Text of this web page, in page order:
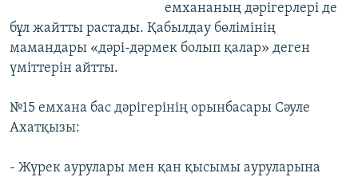
емхананың дәрігерлері де
бұл жайтты растады. Қабылдау бөлімінің
мамандары «дәрі-дәрмек болып қалар» деген
үміттерін айтты.
№15 емхана бас дәрігерінің орынбасары Сәуле
Ахатқызы:
- Жүрек аурулары мен қан қысымы ауруларына